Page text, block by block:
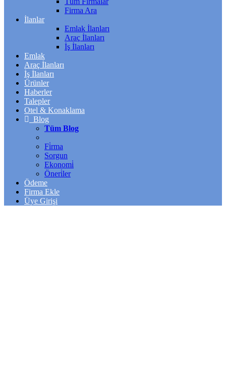
Firma Ara
İlanlar
Emlak İlanları
Araç İlanları
İş İlanları
Emlak
Araç İlanları
İş İlanları
Ürünler
Haberler
Talepler
Otel & Konaklama
Blog
Tüm Blog
Fi̇rma
Sorgun
Ekonomi̇
Öneri̇ler
Ödeme
Firma Ekle
Üye Girişi